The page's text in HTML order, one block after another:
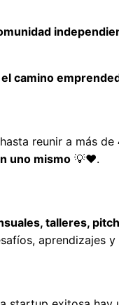
camino
reunir a más de
uno mismo 💡❤️.
talleres,
aprendizajes